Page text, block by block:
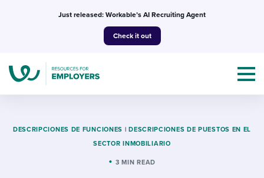
Just released: Workable’s AI Recruiting Agent
Check it out
Topics
DESCRIPCIONES DE FUNCIONES | DESCRIPCIONES DE PUESTOS EN EL
SECTOR INMOBILIARIO
3 MIN READ